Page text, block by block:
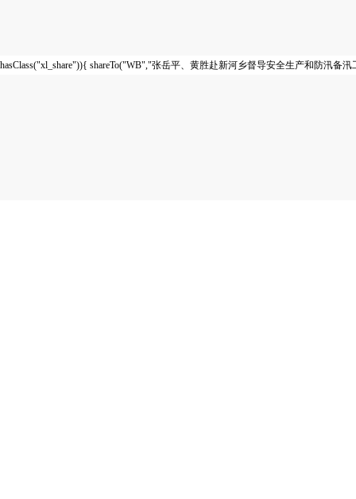
hasClass("xl_share")){ shareTo("WB","张岳平、黄胜赴新河乡督导安全生产和防汛备